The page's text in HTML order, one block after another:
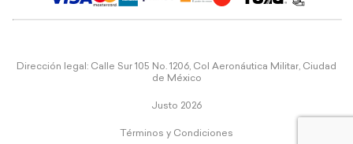
Dirección legal: Calle Sur 105 No. 1206, Col Aeronáutica Militar, Ciudad
de México
Justo 2026
Términos y Condiciones